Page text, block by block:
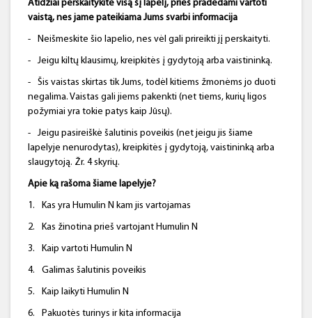
Atidžiai perskaitykite visą šį lapelį, prieš pradėdami vartoti
vaistą, nes jame pateikiama Jums svarbi informacija
- Neišmeskite šio lapelio, nes vėl gali prireikti jį perskaityti.
- Jeigu kiltų klausimų, kreipkitės į gydytoją arba vaistininką.
-
Šis vaistas skirtas tik Jums, todėl kitiems žmonėms jo duoti
negalima. Vaistas gali jiems pakenkti (net tiems, kurių ligos
požymiai yra tokie patys kaip Jūsų).
-
Jeigu pasireiškė šalutinis poveikis (net jeigu jis šiame
lapelyje nenurodytas), kreipkitės į gydytoją, vaistininką arba
slaugytoją. Žr. 4 skyrių.
Apie ką rašoma šiame lapelyje?
1. Kas yra Humulin N kam jis vartojamas
2. Kas žinotina prieš vartojant Humulin N
3. Kaip vartoti Humulin N
4. Galimas šalutinis poveikis
5. Kaip laikyti Humulin N
6. Pakuotės turinys ir kita informacija